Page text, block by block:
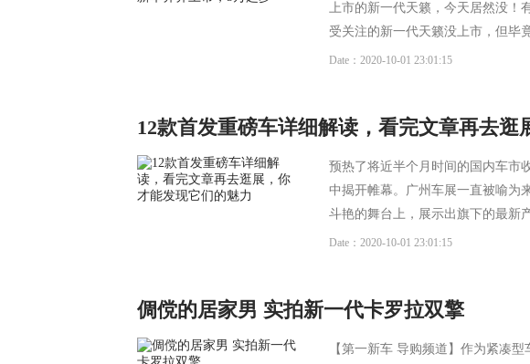
上市的新一代天籁，今天居然没！
受关注的新一代天籁没上市，但毕
Date：2020-10-01 23:01:15
12款首发重磅车详细解读，看完文章再去逛
预热了将近半个月时间的国内车
中揭开帷幕。广州车展一直被喻为
斗艳的舞台上，展示出旗下的最新
Date：2020-10-01 23:01:15
倜傥的居家男 实拍新一代卡罗拉双擎
【第一新车 导购频道】作为紧凑